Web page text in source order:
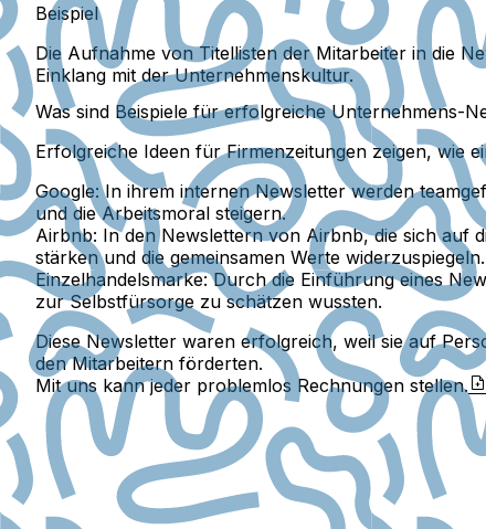
Beispiel
Die Aufnahme von Titellisten der Mitarbeiter in die
Einklang mit der Unternehmenskultur.
Was sind Beispiele für erfolgreiche Unternehmens-
Erfolgreiche Ideen für Firmenzeitungen zeigen, wie
Google:In ihrem internen Newsletter werden
und die Arbeitsmoral steigern.
Airbnb: In den Newslettern von Airbnb, die sich auf
stärken und die gemeinsamen Werte widerzuspiegeln.
Einzelhandelsmarke:Durch die Einführung eines
zur Selbstfürsorge zu schätzen wussten.
Diese Newsletter waren erfolgreich, weil sie auf
den Mitarbeitern förderten.
Mit uns kann jeder problemlos Rechnungen stellen.